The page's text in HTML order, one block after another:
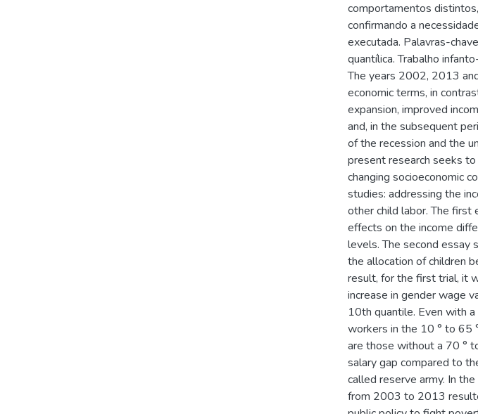
comportamentos
confirmando a
executada. Palavras-
quantílica. Trabalho
The years 2002, 2013
economic terms, in
expansion, improved
and, in the subsequent
of the recession and the
present research seeks
changing socioeconomic
studies: addressing the
other child labor. The first
effects on the income
levels. The second essay
the allocation of children
result, for the first trial, it
increase in gender wage
10th quantile. Even with
workers in the 10 ° to 65
are those without a 70 °
salary gap compared to
called reserve army. In
from 2003 to 2013